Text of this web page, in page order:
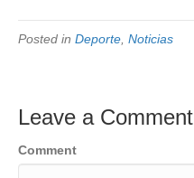
Posted in Deporte Noticias
Leave a Comment
Comment